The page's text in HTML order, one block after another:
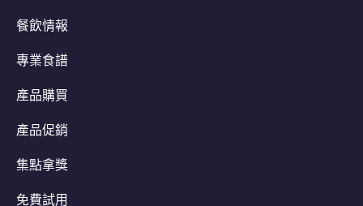
餐飲情報
專業食譜
產品購買
產品促銷
集點拿獎
免費試用